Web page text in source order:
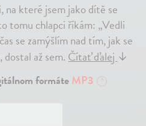
které jsem jako dítě se
tomu chlapci říkám: „Vedli
se zamýšlím nad tím, jak se
dostal až sem.Čítať ďalej↓
formáteMP3 ?